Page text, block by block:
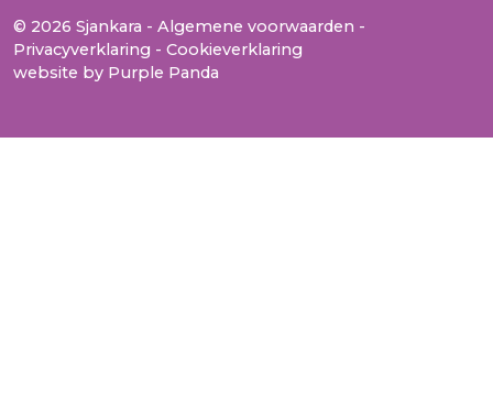
© 2026 Sjankara - Algemene voorwaarden -
Privacyverklaring - Cookieverklaring
website by Purple Panda